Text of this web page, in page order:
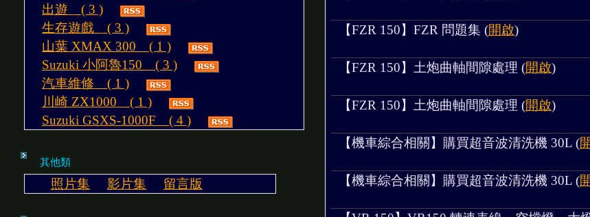
出遊 ( 3 )
生存遊戲 ( 3 )
山葉 XMAX 300 ( 1 )
Suzuki 小阿魯150 ( 3 )
汽車維修 ( 1 )
川崎 ZX1000 ( 1 )
Suzuki GSXS-1000F ( 4 )
其他類
照片集 影片集 留言版
【FZR 150】FZR 問題集 (開啟)
【FZR 150】土炮曲軸間隙處理 (開啟)
【FZR 150】土炮曲軸間隙處理 (開啟)
【機車綜合相關】購買超音波清洗機 30L (
【機車綜合相關】購買超音波清洗機 30L (